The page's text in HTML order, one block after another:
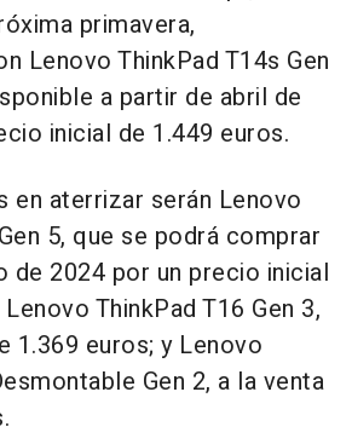
primavera,
Lenovo ThinkPad T14s Gen
a partir de abril de
inicial de 1.449 euros.
en aterrizar serán Lenovo
5, que se podrá comprar
de 2024 por un precio inicial
ThinkPad T16 Gen 3,
1.369 euros; y Lenovo
Gen 2, a la venta